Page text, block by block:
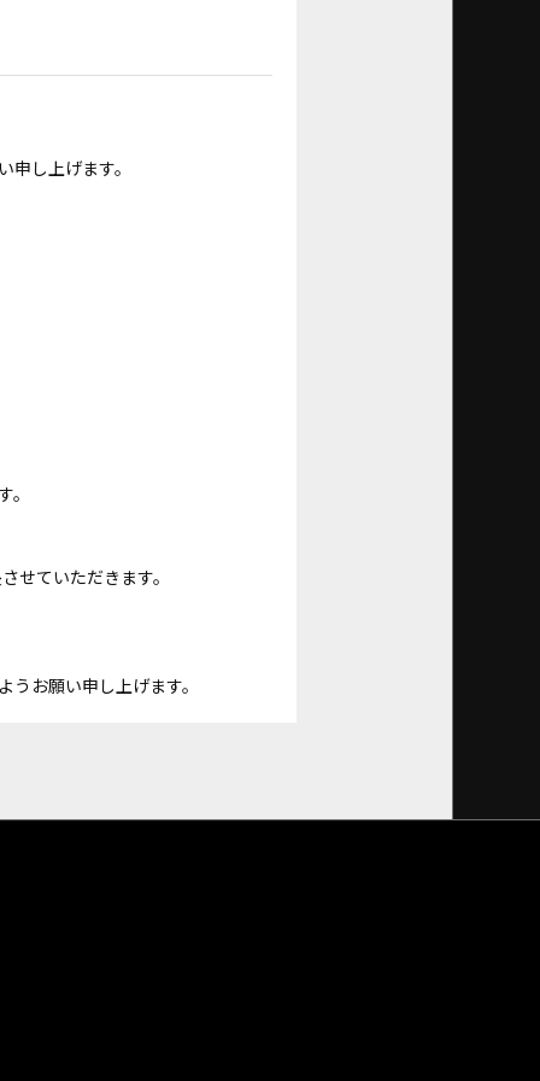
し上げます。
せていただきます。
お願い申し上げます。